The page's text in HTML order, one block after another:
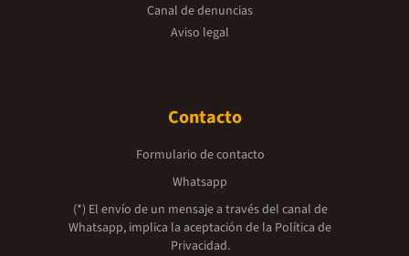
Canal de denuncias
Aviso legal
Contacto
Formulario de contacto
Whatsapp
(*) El envío de un mensaje a través del canal de
Whatsapp, implica la aceptación de la Política de
Privacidad.